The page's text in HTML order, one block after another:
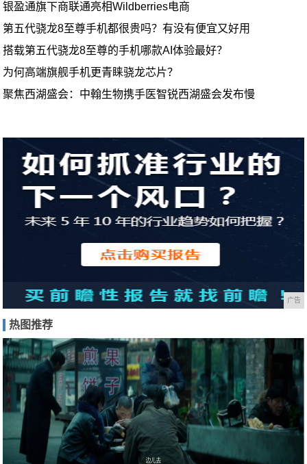
银盈通旗下商联通亮相Wildberries电商
第五代骁龙8至尊手机都很贵吗？有没有便宜又好用
搭载第五代骁龙8至尊的手机哪款AI体验最好？
为何高端旗舰手机更青睐骁龙芯片？
聚焦西湖盛会：中翰生物携手医智锐西湖盛会发布慢
广告
热图推荐